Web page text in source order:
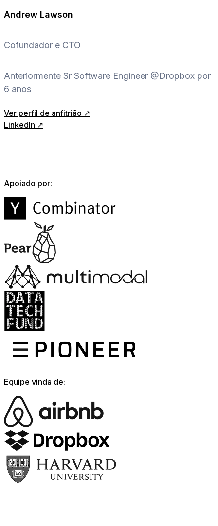
Andrew Lawson
Cofundador e CTO
Anteriormente Sr Software Engineer @Dropbox por
6 anos
Ver perfil de anfitrião ↗
LinkedIn ↗
Apoiado por:
Equipe vinda de: